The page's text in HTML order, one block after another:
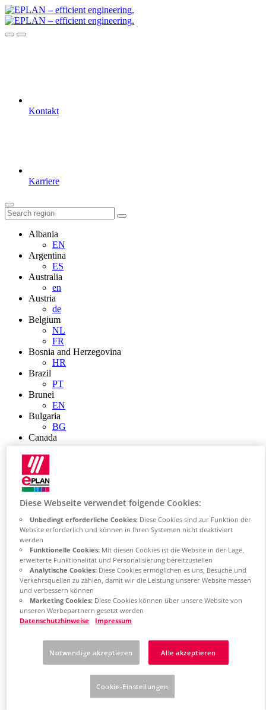
Kontakt
Karriere
Albania
EN
Argentina
ES
Australia
en
Austria
de
Belgium
NL
FR
Bosnia and Herzegovina
HR
Brazil
PT
Brunei
EN
Bulgaria
BG
Canada
Chile
China
ZH
China Taiwan
EN
Colombia
ES
Croatia
HR
Czech Republic
CZ
Denmark
DK
FI
France
Diese Webseite verwendet folgende Cookies:
Unbedingt erforderliche Cookies:Diese Cookies sind zur Funktion der
Website erforderlich und können in Ihren Systemen nicht deaktiviert
werden
Funktionelle Cookies:Mit diesen Cookies ist die Website in der Lage,
erweiterte Funktionalität und Personalisierung bereitzustellen
Analytische Cookies:Diese Cookies ermöglichen es uns, Besuche und
Verkehrsquellen zu zählen, damit wir die Leistung unserer Website messen
und verbessern können
Marketing Cookies:Diese Cookies können über unsere Website von
unseren Werbepartnern gesetzt werden
Datenschutzhinweise
Impressum
Notwendige akzeptieren Alle akzeptieren
Cookie-Einstellungen